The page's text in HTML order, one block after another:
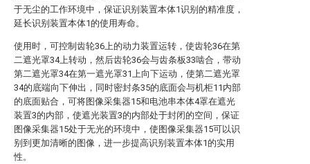
于无尘的工作环境中，保证识别装置本体1识别的精准度，
延长识别装置本体1的使用寿命。
使用时，可控制齿轮36上的动力装置运转，使齿轮36在第
二遮光罩34上转动，然后齿轮36会与齿条板33啮合，带动
第二遮光罩34在第一遮光罩31上向下运动，使第二遮光罩
34的底端向下伸出，同时密封条35的底面会与机柜11内部
的底面贴合，可将图像采集器15和电池串本体4罩在遮光
装置3的内部，使遮光装置3的内部处于封闭的空间，保证
图像采集器15处于无光的环境中，使图像采集器15可以识
别到更加清晰的图像，进一步提高识别装置本体1的实用
性。